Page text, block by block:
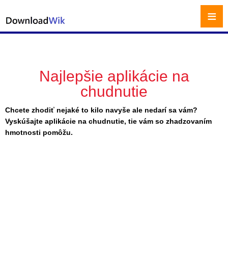
Najlepšie aplikácie na
chudnutie
Chcete zhodiť nejaké to kilo navyše ale nedarí sa vám?
Vyskúšajte aplikácie na chudnutie, tie vám so zhadzovaním
hmotnosti pomôžu.
≡